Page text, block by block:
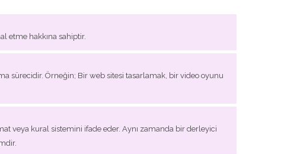
etme hakkına sahiptir.
sürecidir. Örneğin; Bir web sitesi tasarlamak, bir video oyunu
veya kural sistemini ifade eder. Aynı zamanda bir derleyici